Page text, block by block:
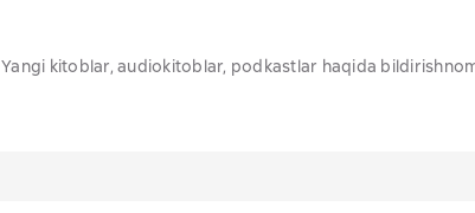
Yangi kitoblar, audiokitoblar, podkastlar haqida